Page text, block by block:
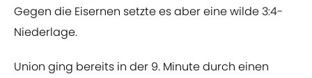
Gegen die Eisernen setzte es aber eine wilde 3:4-
Niederlage.
Union ging bereits in der 9. Minute durch einen